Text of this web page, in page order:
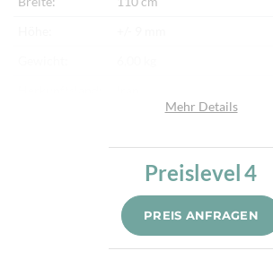
Seide
900.000/m²
Sehr fein per Hand geknüpft
Mehr Details
Preislevel4
PREIS ANFRAGEN